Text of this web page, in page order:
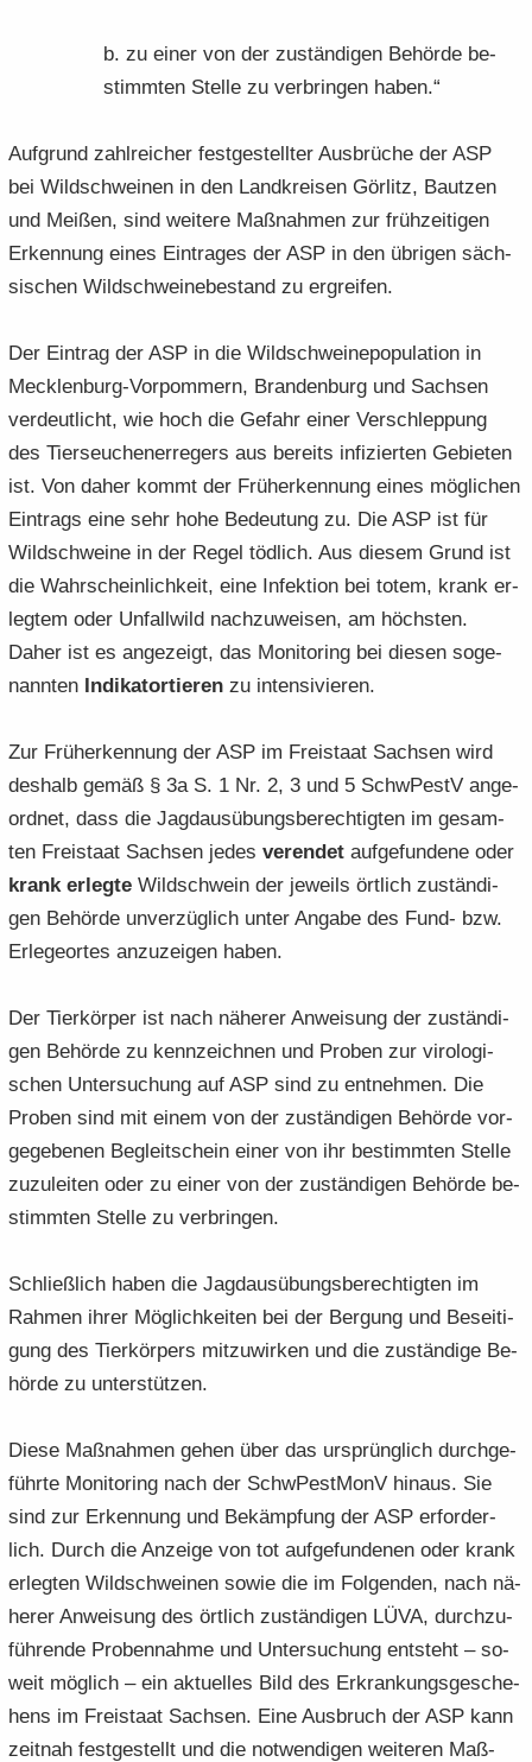
b. zu einer von der zu­stän­di­gen Be­hör­de be­
stimm­ten Stel­le zu ver­brin­gen haben.“
Auf­grund zahl­rei­cher fest­ge­stell­ter Aus­brü­che der ASP
bei Wild­schwei­nen in den Land­krei­sen Gör­litz, Baut­zen
und Mei­ßen, sind wei­te­re Maß­nah­men zur früh­zei­ti­gen
Er­ken­nung eines Ein­tra­ges der ASP in den üb­ri­gen säch­
si­schen Wild­schwei­ne­be­stand zu er­grei­fen.
Der Ein­trag der ASP in die Wild­schweine­po­pu­la­ti­on in
Mecklenburg-​Vorpommern, Bran­den­burg und Sach­sen
ver­deut­licht, wie hoch die Ge­fahr einer Ver­schlep­pung
des Tier­seu­chen­er­re­gers aus be­reits in­fi­zier­ten Ge­bie­ten
ist. Von daher kommt der Früh­erken­nung eines mög­li­chen
Ein­trags eine sehr hohe Be­deu­tung zu. Die ASP ist für
Wild­schwei­ne in der Regel töd­lich. Aus die­sem Grund ist
die Wahr­schein­lich­keit, eine In­fek­ti­on bei totem, krank er­
leg­tem oder Un­fall­wild nach­zu­wei­sen, am höchs­ten.
Daher ist es an­ge­zeigt, das Mo­ni­to­ring bei die­sen so­ge­
nann­ten In­di­ka­tor­tie­ren zu in­ten­si­vie­ren.
Zur Früh­erken­nung der ASP im Frei­staat Sach­sen wird
des­halb gemäß § 3a S. 1 Nr. 2, 3 und 5 SchwPestV an­ge­
ord­net, dass die Jagd­aus­übungs­be­rech­tig­ten im ge­sam­
ten Frei­staat Sach­sen jedes ver­en­det auf­ge­fun­de­ne oder
krank er­leg­te Wild­schwein der je­weils ört­lich zu­stän­di­
gen Be­hör­de un­ver­züg­lich unter An­ga­be des Fund- bzw.
Er­le­ge­or­tes an­zu­zei­gen haben.
Der Tier­kör­per ist nach nä­he­rer An­wei­sung der zu­stän­di­
gen Be­hör­de zu kenn­zeich­nen und Pro­ben zur vi­ro­lo­gi­
schen Un­ter­su­chung auf ASP sind zu ent­neh­men. Die
Pro­ben sind mit einem von der zu­stän­di­gen Be­hör­de vor­
ge­ge­be­nen Be­gleit­schein einer von ihr be­stimm­ten Stel­le
zu­zu­lei­ten oder zu einer von der zu­stän­di­gen Be­hör­de be­
stimm­ten Stel­le zu ver­brin­gen.
Schließ­lich haben die Jagd­aus­übungs­be­rech­tig­ten im
Rah­men ihrer Mög­lich­kei­ten bei der Ber­gung und Be­sei­ti­
gung des Tier­kör­pers mit­zu­wir­ken und die zu­stän­di­ge Be­
hör­de zu un­ter­stüt­zen.
Diese Maß­nah­men gehen über das ur­sprüng­lich durch­ge­
führ­te Mo­ni­to­ring nach der SchwPest­MonV hin­aus. Sie
sind zur Er­ken­nung und Be­kämp­fung der ASP er­for­der­
lich. Durch die An­zei­ge von tot auf­ge­fun­de­nen oder krank
er­leg­ten Wild­schwei­nen sowie die im Fol­gen­den, nach nä­
he­rer An­wei­sung des ört­lich zu­stän­di­gen LÜVA, durch­zu­
füh­ren­de Pro­ben­nah­me und Un­ter­su­chung ent­steht – so­
weit mög­lich – ein ak­tu­el­les Bild des Er­kran­kungs­ge­sche­
hens im Frei­staat Sach­sen. Eine Aus­bruch der ASP kann
zeit­nah fest­ge­stellt und die not­wen­di­gen wei­te­ren Maß­